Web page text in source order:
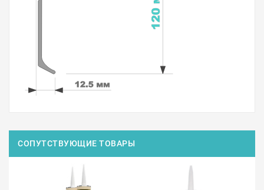
СОПУТСТВУЮЩИЕ ТОВАРЫ